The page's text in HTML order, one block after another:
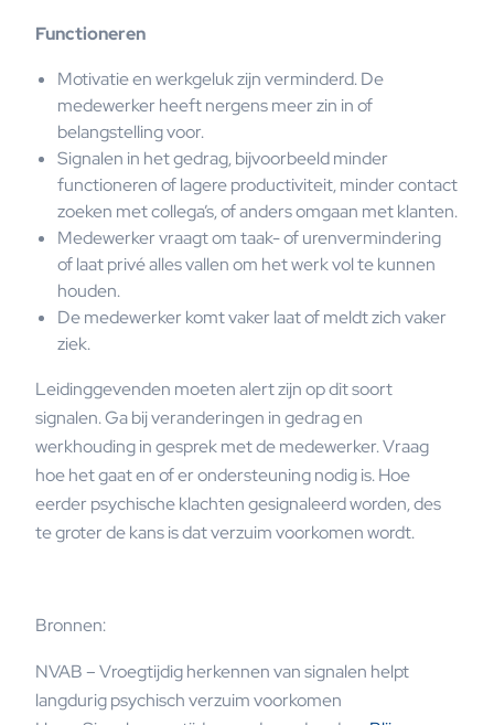
Functioneren
Motivatie en werkgeluk zijn verminderd. De
medewerker heeft nergens meer zin in of
belangstelling voor.
Signalen in het gedrag, bijvoorbeeld minder
functioneren of lagere productiviteit, minder contact
zoeken met collega’s, of anders omgaan met klanten.
Medewerker vraagt om taak- of urenvermindering
of laat privé alles vallen om het werk vol te kunnen
houden.
De medewerker komt vaker laat of meldt zich vaker
ziek.
Leidinggevenden moeten alert zijn op dit soort
signalen. Ga bij veranderingen in gedrag en
werkhouding in gesprek met de medewerker. Vraag
hoe het gaat en of er ondersteuning nodig is. Hoe
eerder psychische klachten gesignaleerd worden, des
te groter de kans is dat verzuim voorkomen wordt.
Bronnen:
NVAB – Vroegtijdig herkennen van signalen helpt
langdurig psychisch verzuim voorkomen